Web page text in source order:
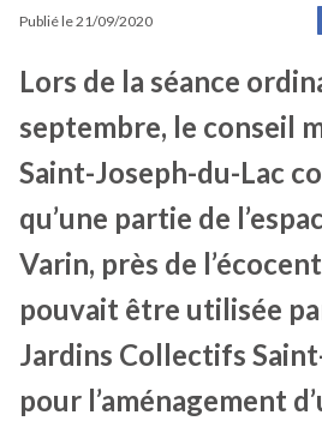
Publié le21/09/2020
Lors de la séance
septembre, le conseil
Saint-Joseph-du-Lac
qu’une partie de
Varin, près de
pouvait être utilisée
Jardins Collectifs
pour l’aménagement